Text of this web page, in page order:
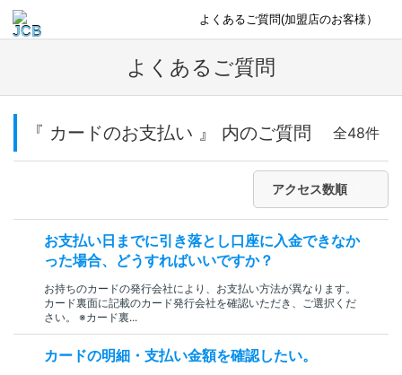
よくあるご質問(加盟店のお客様）
よくあるご質問
『 カードのお支払い 』 内のご質問 全48件
アクセス数順
お支払い日までに引き落とし口座に入金できなか
った場合、どうすればいいですか？
お持ちのカードの発行会社により、お支払い方法が異なります。
カード裏面に記載のカード発行会社を確認いただき、ご選択くだ
さい。 ※カード裏...
カードの明細・支払い金額を確認したい。